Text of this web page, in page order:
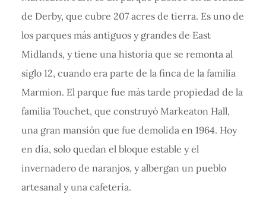
de Derby, que cubre 207 acres de tierra. Es uno de
los parques más antiguos y grandes de East
Midlands, y tiene una historia que se remonta al
siglo 12, cuando era parte de la finca de la familia
Marmion. El parque fue más tarde propiedad de la
familia Touchet, que construyó Markeaton Hall,
una gran mansión que fue demolida en 1964. Hoy
en día, solo quedan el bloque estable y el
invernadero de naranjos, y albergan un pueblo
artesanal y una cafetería.